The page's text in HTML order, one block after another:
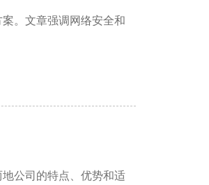
。文章强调网络安全和
公司的特点、优势和适